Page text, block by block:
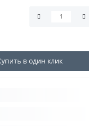
в один клик